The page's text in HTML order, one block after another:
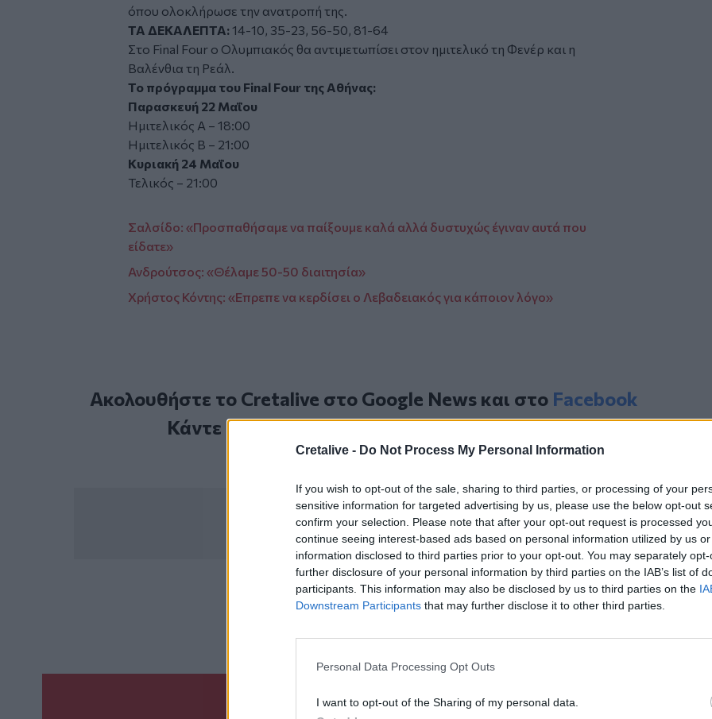
Cretalive - Do Not Process My Personal Information
If you wish to opt-out of the sale, sharing to third parties, or processing of your
sensitive information for targeted advertising by us, please use the below opt-out
confirm your selection. Please note that after your opt-out request is processed
continue seeing interest-based ads based on personal information utilized by us
information disclosed to third parties prior to your opt-out. You may separately
further disclosure of your personal information by third parties on the IAB’s list of
participants. This information may also be disclosed by us to third parties on the
Downstream Participants that may further disclose it to other third parties.
Personal Data Processing Opt Outs
I want to opt-out of the Sharing of my personal data.
όπου ολοκλήρωσε την ανατροπή της.
ΤΑ ΔΕΚΑΛΕΠΤΑ:14-10, 35-23, 56-50, 81-64
Στο Final Four ο Ολυμπιακός θα αντιμετωπίσει στον ημιτελικό τη Φενέρ και η
Βαλένθια τη Ρεάλ.
Το πρόγραμμα του Final Four της Αθήνας:
Παρασκευή 22 Μαΐου
Ημιτελικός Α – 18:00
Ημιτελικός Β – 21:00
Κυριακή 24 Μαΐου
Τελικός – 21:00
Σαλσίδο: «Προσπαθήσαμε να παίξουμε καλά αλλά δυστυχώς έγιναν αυτά που
είδατε»
Ανδρούτσος: «Θέλαμε 50-50 διαιτησία»
Χρήστος Κόντης: «Επρεπε να κερδίσει ο Λεβαδειακός για κάποιον λόγο»
Ακολουθήστε το Cretalive στο Google Newsκαι στο Facebook
Κάντε εγγραφή στο κανάλι μας στοYouTube
ΣΧΕΤΙΚΆ TAGS